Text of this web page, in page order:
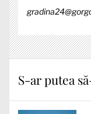
S-ar putea